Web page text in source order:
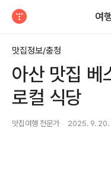
여
맛집정보/충청
아산 맛집 베
로컬 식당
맛집여행 전문가 2025. 9. 20.